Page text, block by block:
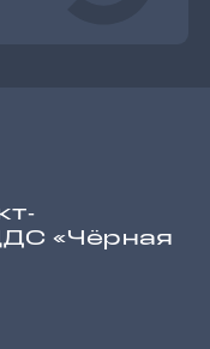
«Чёрная